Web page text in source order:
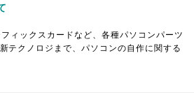
ィックスカードなど、各種パソコンパーツ
テクノロジまで、パソコンの自作に関する